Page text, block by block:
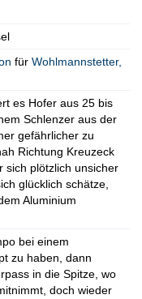
für Wohlmannstetter,
es Hofer aus 25 bis
Schlenzer aus der
gefährlicher zu
Richtung Kreuzeck
sich plötzlich unsicher
glücklich schätze,
Aluminium
bei einem
zu haben, dann
in die Spitze, wo
doch wieder